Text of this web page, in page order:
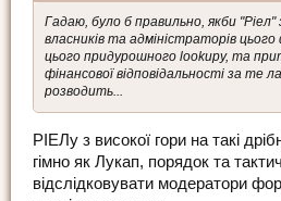
Гадаю, було б правильно, якби
власників та адміністраторів
цього придурошного lookupу, та
фінансової відповідальності за те
розводить...
РІЕЛу з високої гори на такі
гімно як Лукап, порядок та
відслідковувати модератори